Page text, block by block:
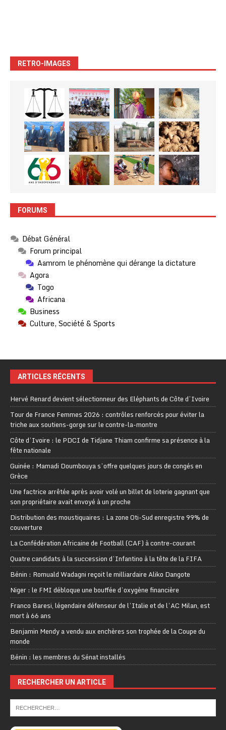
RETRO-IMAGES
FORUMS
Débat Général
Forum principal
Aamrom le phénomène qui dérange la dictature
Agora
Togo
Africana
Business
Culture, Société & Sports
ARTICLES RÉCENTS
Hervé Renard devient sélectionneur des Eléphants de Côte d’Ivoire
Tour de France Femmes 2026 : contrôles renforcés pour éviter la
triche aux soutiens-gorge sur le contre-la-montre
Côte d’Ivoire : le PDCI de Tidjane Thiam confirme sa présence à la
fête nationale
Guinée : Mamadi Doumbouya s’offre quelques jours de congés en
Grèce
Une factrice arrêtée après avoir volé un billet de loterie gagnant que
son propriétaire avait envoyé à un proche
Distribution des moustiquaires : La zone Oti-Sud enregistre 99% de
couverture
La Confédération Africaine de Football (CAF) à contre-courant
Quatre candidats à la succession d’Infantino à la tête de la FIFA
Bénin : Romuald Wadagni reçoit le milliardaire Aliko Dangote
Niger : le FMI débloque une bouffée d’oxygène financière
Franco Baresi, légendaire défenseur de l’Italie et de l’AC Milan, est
mort à 66 ans
Benjamin Mendy a vendu aux enchères son trophée de la Coupe du
monde
Bénin : les membres du Sénat installés
RECHERCHER UN ARTICLE